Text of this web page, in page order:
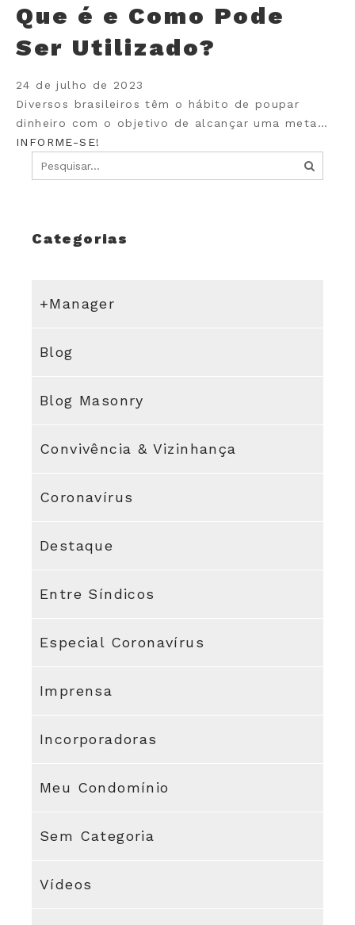
Que é e Como Pode
Ser Utilizado?
24 de julho de 2023
Diversos brasileiros têm o hábito de poupar
dinheiro com o objetivo de alcançar uma meta…
INFORME-SE!
Categorias
+Manager
Blog
Blog Masonry
Convivência & Vizinhança
Coronavírus
Destaque
Entre Síndicos
Especial Coronavírus
Imprensa
Incorporadoras
Meu Condomínio
Sem Categoria
Vídeos